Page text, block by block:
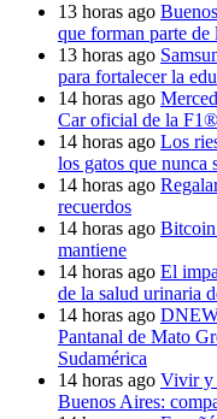
13 horas ago
que forman parte de
13 horas ago
para fortalecer la
14 horas ago
Car oficial de la F1®
14 horas ago Los
los gatos que nunca
14 horas ago
recuerdos
14 horas ago Bitcoin
mantiene
14 horas ago El
de la salud urinaria
14 horas ago
Pantanal de Mato
Sudamérica
14 horas ago Vivir y
Buenos Aires: